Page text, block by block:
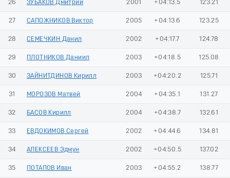
26 ЗУБАКОВ Дмитрий 2001 +04:13.5 123.21
27 САПОЖНИКОВ Виктор 2005 +04:13.6 123.25
28 СЕМЕЧКИН Данил 2002 +04:17.7 124.78
29 ПЛОТНИКОВ Даниил 2003 +04:18.5 125.08
30 ЗАЙНИТДИНОВ Кирилл 2003 +04:20.2 125.71
31 МОРОЗОВ Матвей 2004 +04:35.1 131.27
32 БАСОВ Кирилл 2004 +04:38.7 132.61
33 ЕВДОКИМОВ Сергей 2002 +04:44.6 134.81
34 АЛЕКСЕЕВ Эдмун 2002 +04:50.5 137.02
35 ПОТАПОВ Иван 2003 +04:55.2 138.77